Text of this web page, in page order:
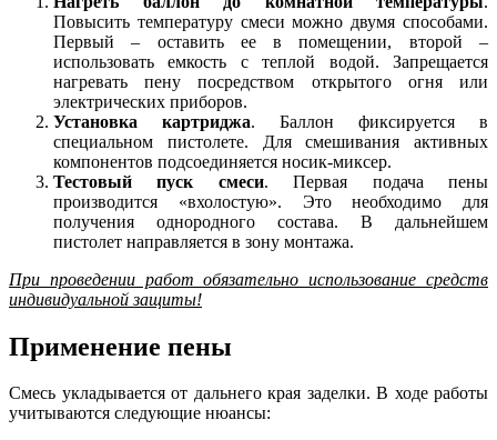
Повысить температуру смеси можно двумя способами.
Первый – оставить ее в помещении, второй –
использовать емкость с теплой водой. Запрещается
нагревать пену посредством открытого огня или
электрических приборов.
Установка картриджа. Баллон фиксируется в
специальном пистолете. Для смешивания активных
компонентов подсоединяется носик-миксер.
Тестовый пуск смеси. Первая подача пены
производится «вхолостую». Это необходимо для
получения однородного состава. В дальнейшем
пистолет направляется в зону монтажа.
При проведении работ обязательно использование средств
индивидуальной защиты!
Применение пены
Смесь укладывается от дальнего края заделки. В ходе работы
учитываются следующие нюансы: